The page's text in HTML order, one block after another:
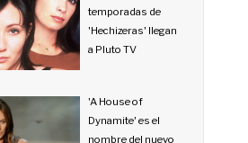
temporadas de
'Hechizeras' llegan
a Pluto TV
'A House of
Dynamite' es el
nombre del nuevo